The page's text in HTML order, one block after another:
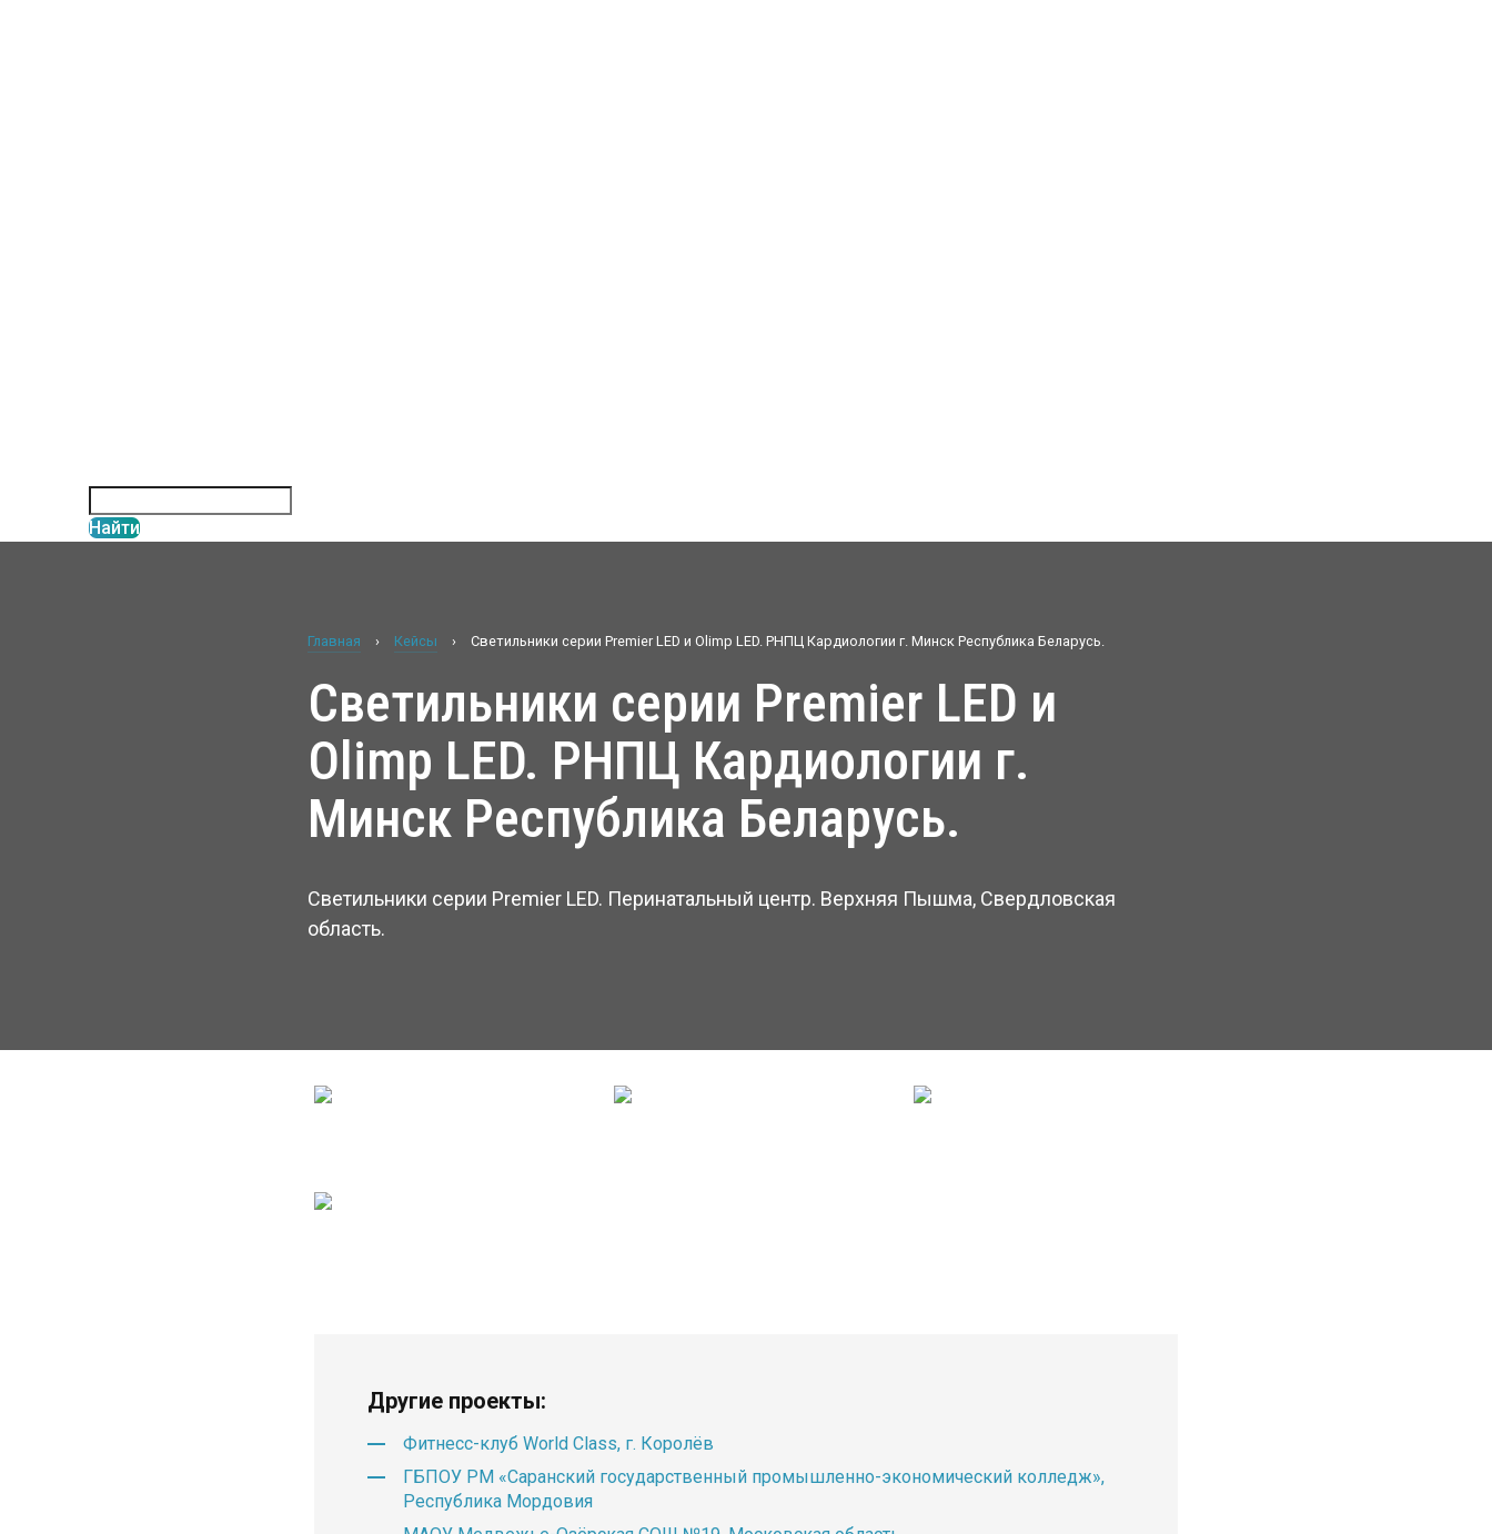
Главная › Кейсы › Светильники серии Premier LED и Olimp LED. РНПЦ Кардиологии г. Минск Республика Беларусь.
Светильники серии Premier LED и
Olimp LED. РНПЦ Кардиологии г.
Минск Республика Беларусь.
Светильники серии Premier LED. Перинатальный центр. Верхняя Пышма, Свердловская
область.
Другие проекты:
Фитнесс-клуб World Class, г. Королёв
ГБПОУ РМ «Саранский государственный промышленно-экономический колледж»,
Республика Мордовия